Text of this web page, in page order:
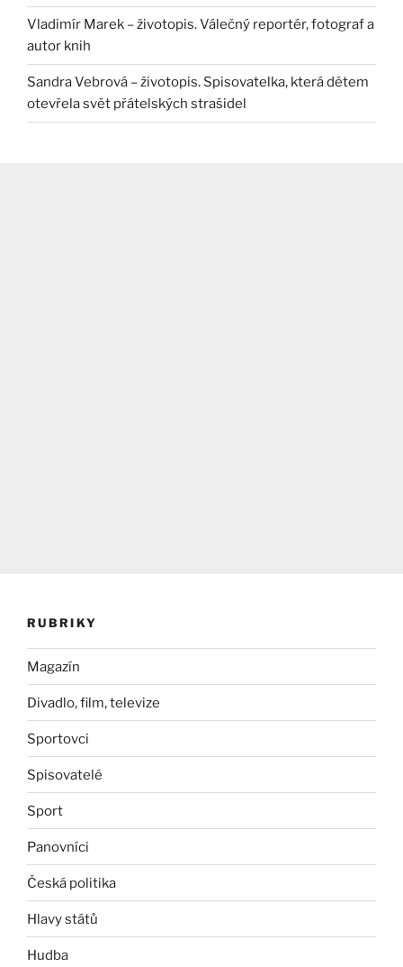
Vladimír Marek – životopis. Válečný reportér, fotograf a
autor knih
Sandra Vebrová – životopis. Spisovatelka, která dětem
otevřela svět přátelských strašidel
RUBRIKY
Magazín
Divadlo, film, televize
Sportovci
Spisovatelé
Sport
Panovníci
Česká politika
Hlavy států
Hudba